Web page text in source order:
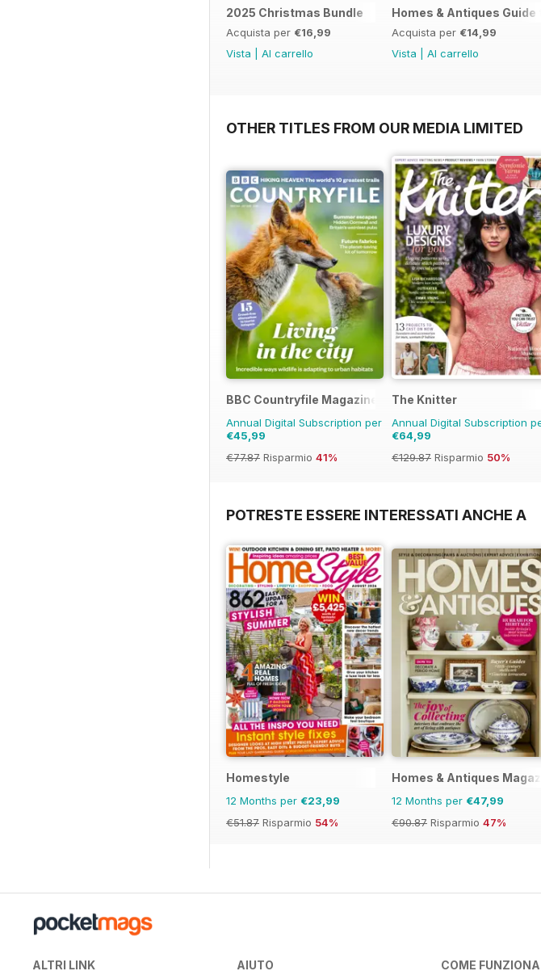
2025 Christmas Bundle
Acquista per €16,99
Vista
Al carrello
Homes & Antiques
Acquista per €14,99
Vista
Al carrello
OTHER TITLES FROM OUR MEDIA LIMITED
BBC Countryfile Magazine
Annual Digital Subscription per
€45,99
€77.87 Risparmio 41%
The Knitter
Annual Digital Subscription
€64,99
€129.87 Risparmio 50%
POTRESTE ESSERE INTERESSATI ANCHE A
Homestyle
12 Months per €23,99
€51.87 Risparmio 54%
Homes & Antiques
12 Months per €47,99
€90.87 Risparmio 47%
ALTRI LINK AIUTO COME FUNZIONA